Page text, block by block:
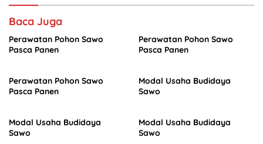
o
k
p
Baca Juga
Perawatan Pohon Sawo
Pasca Panen
Perawatan Pohon Sawo
Pasca Panen
Perawatan Pohon Sawo
Pasca Panen
Modal Usaha Budidaya
Sawo
Modal Usaha Budidaya
Sawo
Modal Usaha Budidaya
Sawo